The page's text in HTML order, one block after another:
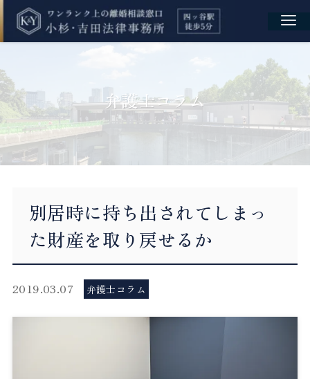
弁護士コラム
別居時に持ち出されてしまっ
た財産を取り戻せるか
2019.03.07 弁護士コラム